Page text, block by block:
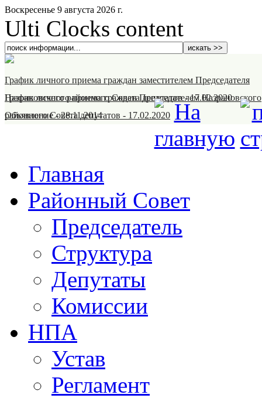
Воскресенье 9 августа 2026 г.
Ulti Clocks content
График личного приема граждан заместителем Председателя
Назрановского районного Совета депутатов-17.02.2020
График личного приема граждан Председателем Назрановского
районного Совета депутатов - 17.02.2020
Объявление-28.11.2014
Главная
Районный Совет
Председатель
Структура
Депутаты
Комиссии
НПА
Устав
Регламент